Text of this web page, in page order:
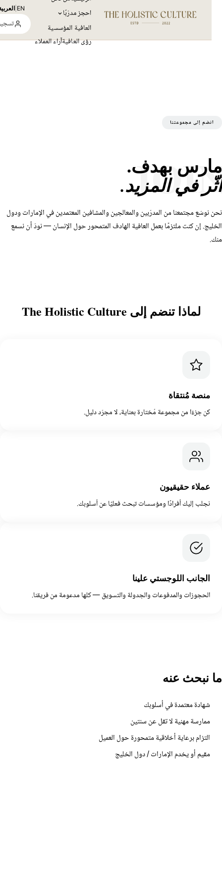
احجز مدرّبًا
العافية المؤسسية
رؤى العافيةآراء العملاء
العربية
تسجيل
إلى مجموعتنا
بهدف.
في المزيد.
مجتمعنا من المدرّبين والمعالجين والمشافين المعتمدين في الإمارات ودول
إن كنت ملتزمًا بعمل العافية الهادف المتمحور حول الإنسان — نودّ أن نسمع
لماذا تنضم إلى The Holistic Culture
منصة مُنتقاة
كن جزءًا من مجموعة مُختارة بعناية، لا مجرّد دليل.
عملاء حقيقيون
نجلب إليك أفرادًا ومؤسسات تبحث فعليًا عن أسلوبك.
الجانب اللوجستي علينا
الحجوزات والمدفوعات والجدولة والتسويق — كلها مدعومة من فريقنا.
نبحث عنه
شهادة معتمدة في أسلوبك
ممارسة مهنية لا تقل عن سنتين
التزام برعاية أخلاقية متمحورة حول العميل
مقيم أو يخدم الإمارات / دول الخليج